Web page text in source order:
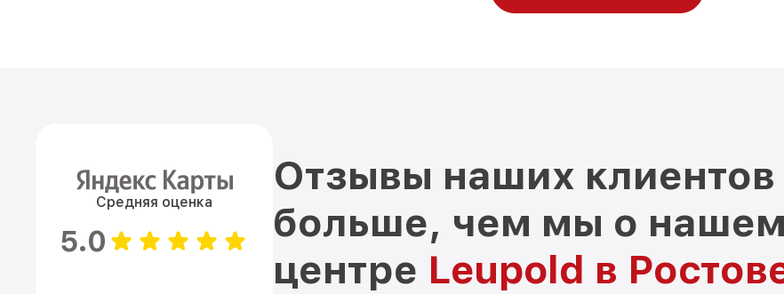
Средняя оценка
5.0
Отзывы наших клиентов
больше, чем мы о
центре Leupold в